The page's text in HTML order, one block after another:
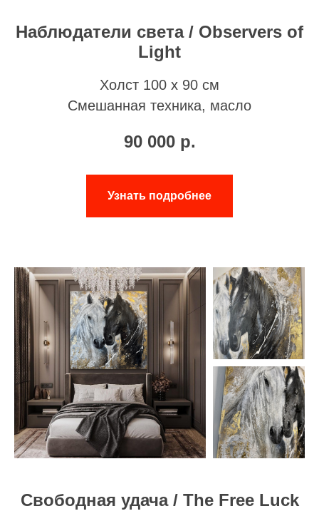
Наблюдатели света / Observers of
Light
Холст 100 х 90 см
Смешанная техника, масло
90 000 р.
Узнать подробнее
Свободная удача / The Free Luck